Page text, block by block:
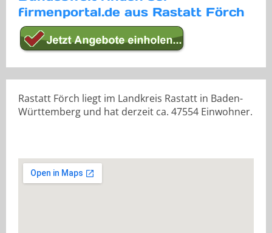
firmenportal.de aus Rastatt Förch
Rastatt Förch liegt im Landkreis Rastatt in Baden-
Württemberg und hat derzeit ca. 47554 Einwohner.